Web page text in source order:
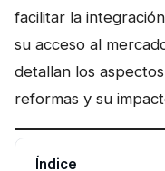
facilitar la
su acceso al
detallan los
reformas y su
Índice